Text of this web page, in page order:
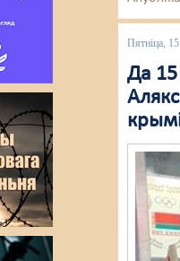
Пятніца,
Да